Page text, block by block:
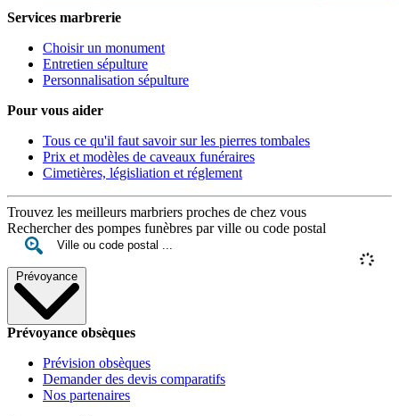
Services marbrerie
Choisir un monument
Entretien sépulture
Personnalisation sépulture
Pour vous aider
Tous ce qu'il faut savoir sur les pierres tombales
Prix et modèles de caveaux funéraires
Cimetières, législiation et réglement
Trouvez les meilleurs marbriers proches de chez vous
Rechercher des pompes funèbres par ville ou code postal
Prévoyance
Prévoyance obsèques
Prévision obsèques
Demander des devis comparatifs
Nos partenaires